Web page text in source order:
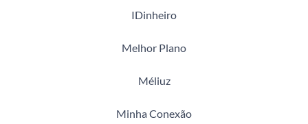
IDinheiro
Melhor Plano
Méliuz
Minha Conexão